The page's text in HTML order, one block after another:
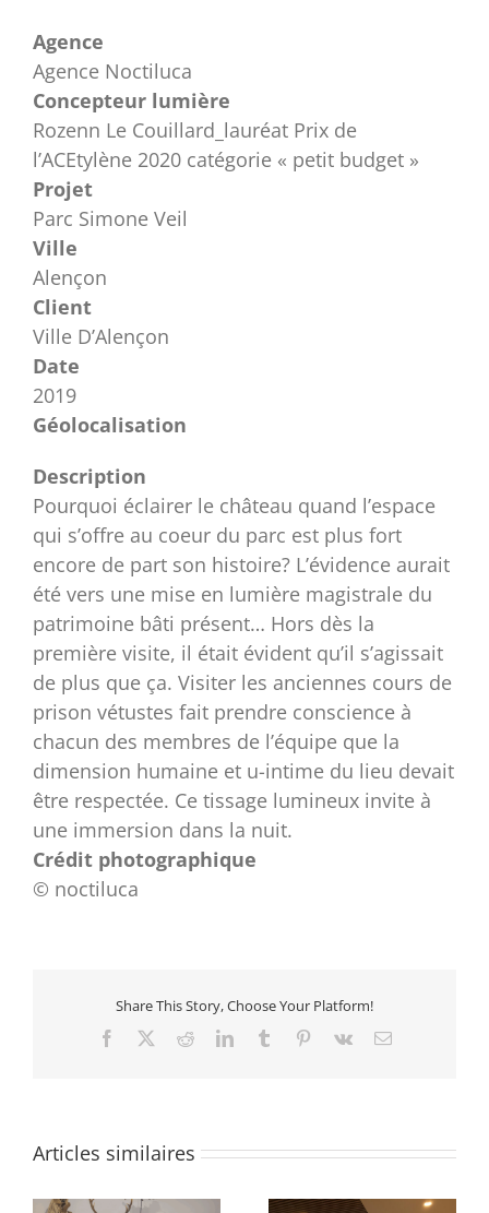
Agence
Agence Noctiluca
Concepteur lumière
Rozenn Le Couillard_lauréat Prix de
l’ACEtylène 2020 catégorie « petit budget »
Projet
Parc Simone Veil
Ville
Alençon
Client
Ville D’Alençon
Date
2019
Géolocalisation
Description
Pourquoi éclairer le château quand l’espace
qui s’offre au coeur du parc est plus fort
encore de part son histoire? L’évidence aurait
été vers une mise en lumière magistrale du
patrimoine bâti présent… Hors dès la
première visite, il était évident qu’il s’agissait
de plus que ça. Visiter les anciennes cours de
prison vétustes fait prendre conscience à
chacun des membres de l’équipe que la
dimension humaine et u-intime du lieu devait
être respectée. Ce tissage lumineux invite à
une immersion dans la nuit.
Crédit photographique
© noctiluca
Share This Story, Choose Your Platform!
Facebook RedditLinkedInTumblr Pinterest
Vk Email
Articles similaires